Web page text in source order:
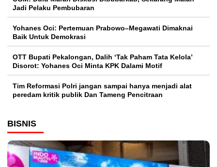
Jadi Pelaku Pembubaran
Yohanes Oci: Pertemuan Prabowo–Megawati Dimaknai
Baik Untuk Demokrasi
OTT Bupati Pekalongan, Dalih ‘Tak Paham Tata Kelola’
Disorot: Yohanes Oci Minta KPK Dalami Motif
Tim Reformasi Polri jangan sampai hanya menjadi alat
peredam kritik publik Dan Tameng Pencitraan
BISNIS